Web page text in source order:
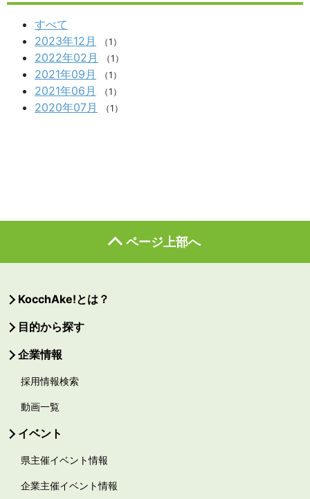
すべて
2023年12月
（1）
2022年02月 （1）
2021年09月 （1）
2021年06月 （1）
2020年07月 （1）
ページ上部へ
KocchAke!とは？
目的から探す
企業情報
採用情報検索
動画一覧
イベント
県主催イベント情報
企業主催イベント情報